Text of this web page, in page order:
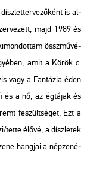
is al­
majd 1989 és
össz­mű­vé­
amit a Körök c.
vagy a Fan­tá­zia éden
és a nő, az ég­tá­jak és
fe­szült­sé­get. Ezt a
tette élővé, a dísz­le­tek
hang­jai a nép­ze­né­